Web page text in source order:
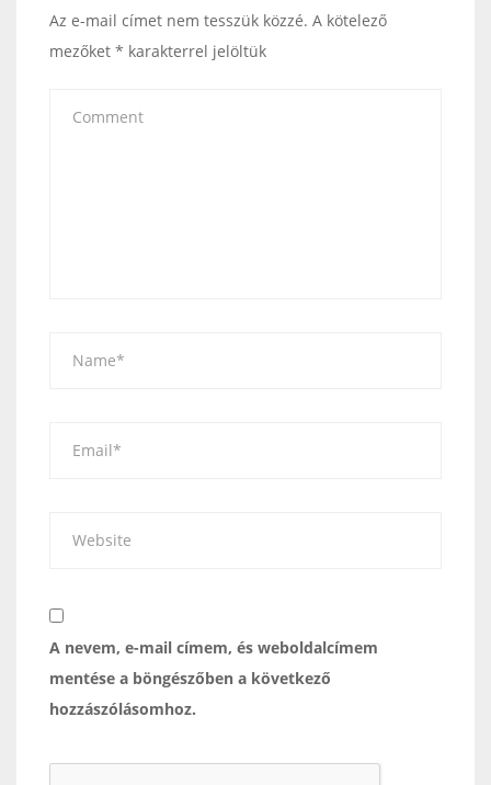
Az e-mail címet nem tesszük közzé. A kötelező
mezőket * karakterrel jelöltük
A nevem, e-mail címem, és weboldalcímem
mentése a böngészőben a következő
hozzászólásomhoz.